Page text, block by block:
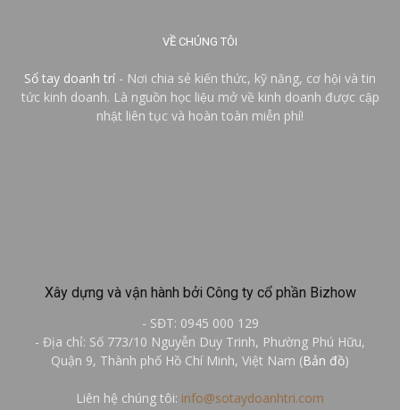
VỀ CHÚNG TÔI
Sổ tay doanh trí - Nơi chia sẻ kiến thức, kỹ năng, cơ hội và tin
tức kinh doanh. Là nguồn học liệu mở về kinh doanh được cập
nhật liên tục và hoàn toàn miễn phí!
Xây dựng và vận hành bởi Công ty cổ phần Bizhow
- SĐT: 0945 000 129
- Địa chỉ: Số 773/10 Nguyễn Duy Trinh, Phường Phú Hữu,
Quận 9, Thành phố Hồ Chí Minh, Việt Nam (Bản đồ)
Liên hệ chúng tôi: info@sotaydoanhtri.com